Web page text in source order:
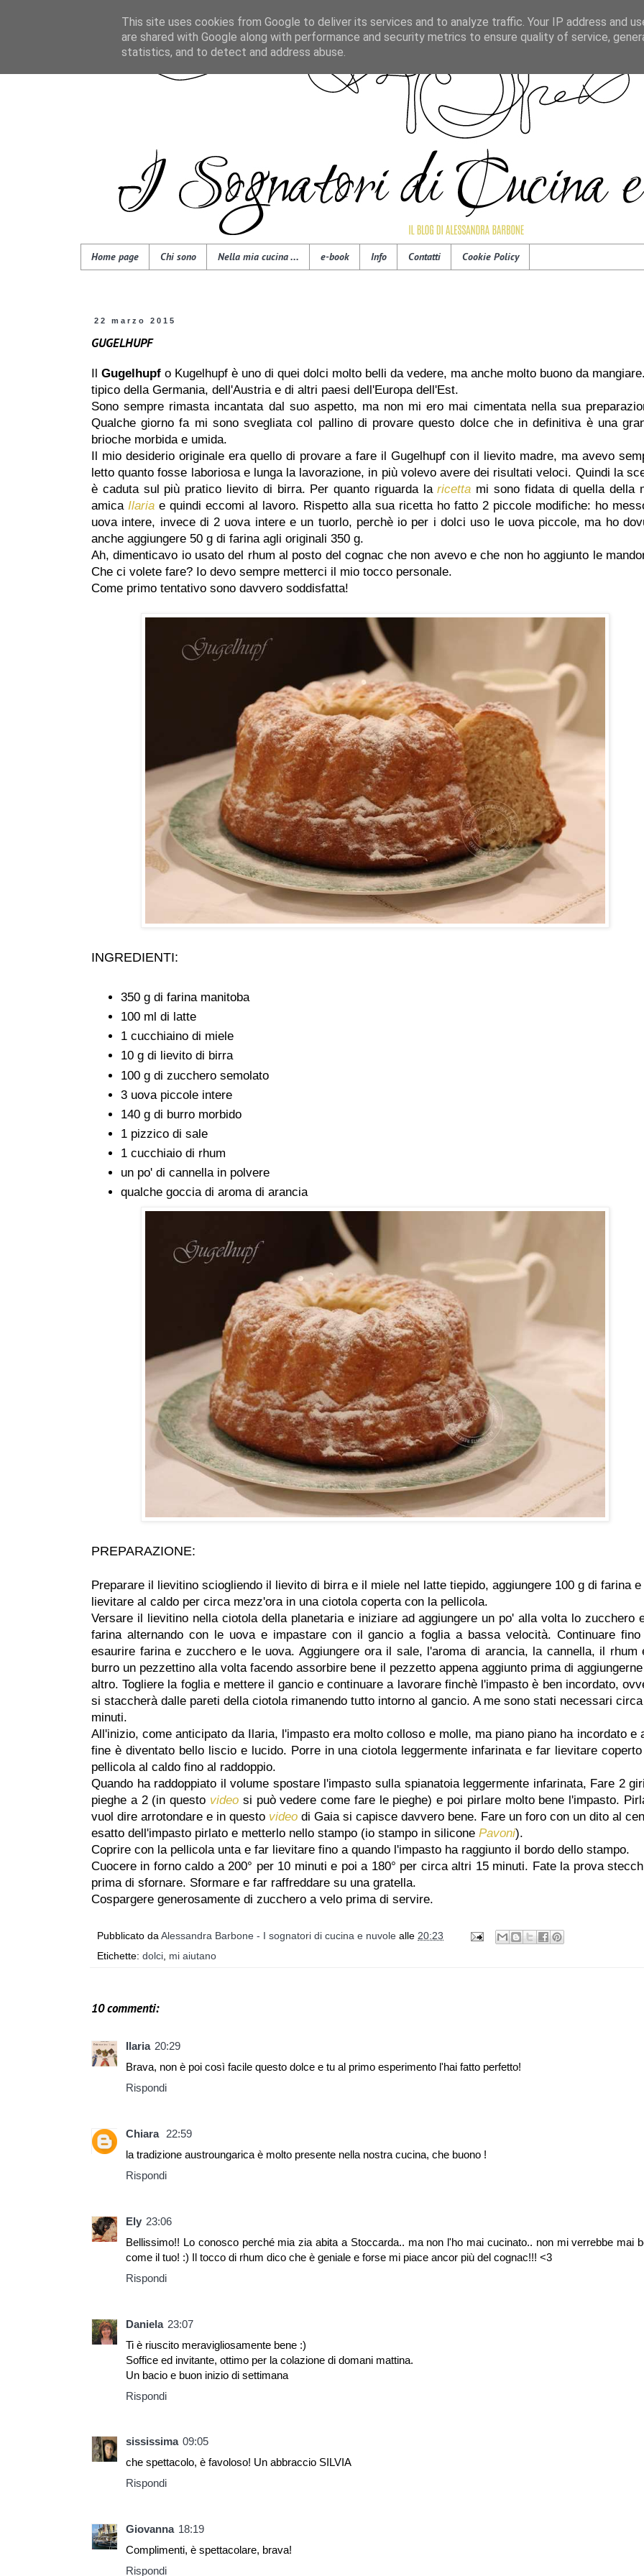
Home page Chi sono Nella mia cucina ... e-book Info Contatti Cookie Policy
22 marzo 2015
GUGELHUPF
Il Gugelhupf o Kugelhupf è uno di quei dolci molto belli da vedere, ma anche molto buono da
tipico della Germania, dell'Austria e di altri paesi dell'Europa dell'Est.
Sono sempre rimasta incantata dal suo aspetto, ma non mi ero mai cimentata nella sua
Qualche giorno fa mi sono svegliata col pallino di provare questo dolce che in definitiva è una
brioche morbida e umida.
Il mio desiderio originale era quello di provare a fare il Gugelhupf con il lievito madre, ma avevo
letto quanto fosse laboriosa e lunga la lavorazione, in più volevo avere dei risultati veloci. Quindi la
è caduta sul più pratico lievito di birra. Per quanto riguarda laricetta mi sono fidata di quella della
amica Ilaria e quindi eccomi al lavoro. Rispetto alla sua ricetta ho fatto 2 piccole modifiche: ho
uova intere, invece di 2 uova intere e un tuorlo, perchè io per i dolci uso le uova piccole, ma ho
anche aggiungere 50 g di farina agli originali 350 g.
Ah, dimenticavo io usato del rhum al posto del cognac che non avevo e che non ho aggiunto le
Che ci volete fare? Io devo sempre metterci il mio tocco personale.
Come primo tentativo sono davvero soddisfatta!
INGREDIENTI:
350 g di farina manitoba
100 ml di latte
1 cucchiaino di miele
10 g di lievito di birra
100 g di zucchero semolato
3 uova piccole intere
140 g di burro morbido
1 pizzico di sale
1 cucchiaio di rhum
un po' di cannella in polvere
qualche goccia di aroma di arancia
PREPARAZIONE:
Preparare il lievitino sciogliendo il lievito di birra e il miele nel latte tiepido, aggiungere 100 g di farina e
lievitare al caldo per circa mezz'ora in una ciotola coperta con la pellicola.
Versare il lievitino nella ciotola della planetaria e iniziare ad aggiungere un po' alla volta lo zucchero
farina alternando con le uova e impastare con il gancio a foglia a bassa velocità. Continuare fino
esaurire farina e zucchero e le uova. Aggiungere ora il sale, l'aroma di arancia, la cannella, il rhum
burro un pezzettino alla volta facendo assorbire bene il pezzetto appena aggiunto prima di
altro. Togliere la foglia e mettere il gancio e continuare a lavorare finchè l'impasto è ben incordato,
si staccherà dalle pareti della ciotola rimanendo tutto intorno al gancio. A me sono stati necessari
minuti.
All'inizio, come anticipato da Ilaria, l'impasto era molto colloso e molle, ma piano piano ha incordato e
fine è diventato bello liscio e lucido. Porre in una ciotola leggermente infarinata e far lievitare
pellicola al caldo fino al raddoppio.
Quando ha raddoppiato il volume spostare l'impasto sulla spianatoia leggermente infarinata, Fare 2
pieghe a 2 (in questo videosi può vedere come fare le pieghe) e poi pirlare molto bene l'impasto.
vuol dire arrotondare e in questo video di Gaia si capisce davvero bene. Fare un foro con un dito al
esatto dell'impasto pirlato e metterlo nello stampo (io stampo in silicone Pavoni).
Coprire con la pellicola unta e far lievitare fino a quando l'impasto ha raggiunto il bordo dello stampo.
Cuocere in forno caldo a 200° per 10 minuti e poi a 180° per circa altri 15 minuti. Fate la prova
prima di sfornare. Sformare e far raffreddare su una gratella.
Cospargere generosamente di zucchero a velo prima di servire.
Pubblicato da Alessandra Barbone - I sognatori di cucina e nuvole alle 20:23
Etichette: dolci, mi aiutano
10 commenti:
Ilaria 20:29
Brava, non è poi così facile questo dolce e tu al primo esperimento l'hai fatto perfetto!
Rispondi
Chiara 22:59
la tradizione austroungarica è molto presente nella nostra cucina, che buono !
Rispondi
Ely 23:06
Bellissimo!! Lo conosco perché mia zia abita a Stoccarda.. ma non l'ho mai cucinato.. non mi verrebbe mai
come il tuo! :) Il tocco di rhum dico che è geniale e forse mi piace ancor più del cognac!!! <3
Rispondi
Daniela 23:07
Ti è riuscito meravigliosamente bene :)
Soffice ed invitante, ottimo per la colazione di domani mattina.
Un bacio e buon inizio di settimana
Rispondi
sississima 09:05
che spettacolo, è favoloso! Un abbraccio SILVIA
Rispondi
Giovanna 18:19
Complimenti, è spettacolare, brava!
Rispondi
This site uses cookies from Google to deliver its services and to analyze traffic. Your IP address and
are shared with Google along with performance and security metrics to ensure quality of service,
statistics, and to detect and address abuse.